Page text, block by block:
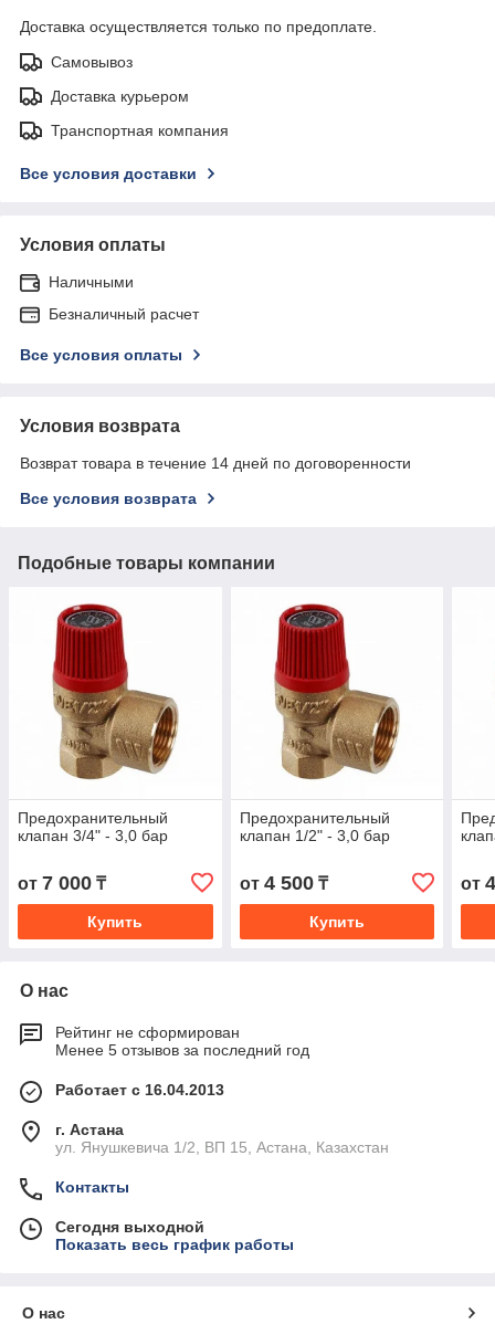
Доставка осуществляется только по предоплате.
Самовывоз
Доставка курьером
Транспортная компания
Все условия доставки
Условия оплаты
Наличными
Безналичный расчет
Все условия оплаты
Условия возврата
Возврат товара в течение 14 дней по договоренности
Все условия возврата
Подобные товары компании
Предохранительный
клапан 3/4" - 3,0 бар
от 7 000 ₸
Купить
Предохранительный
клапан 1/2" - 3,0 бар
от 4 500₸
Купить
от
О нас
Рейтинг не сформирован
Менее 5 отзывов за последний год
Работает с 16.04.2013
г. Астана
ул. Янушкевича 1/2, ВП 15, Астана, Казахстан
Контакты
Сегодня выходной
Показать весь график работы
О нас